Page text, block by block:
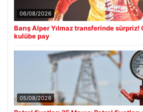
06/08/2026
Barış Alper Yılmaz transferinde sürpriz!
kulübe pay
05/08/2026